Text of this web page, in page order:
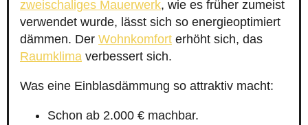
zweischaliges Mauerwerk, wie es früher zumeist
verwendet wurde, lässt sich so energieoptimiert
dämmen. Der Wohnkomfort erhöht sich, das
Raumklima verbessert sich.
Was eine Einblasdämmung so attraktiv macht:
Schon ab 2.000 € machbar.